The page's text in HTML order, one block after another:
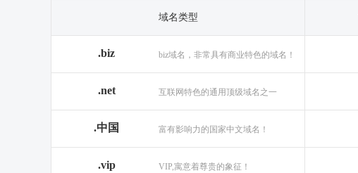
域名类型
.biz biz域名，非常具有商业特色的域名！
.net 互联网特色的通用顶级域名之一
.中国 富有影响力的国家中文域名！
.vip VIP,寓意着尊贵的象征！